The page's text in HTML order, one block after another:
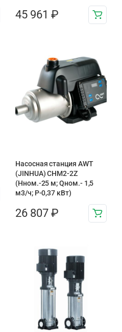
45 961 ₽
Насосная станция AWT
(JINHUA) CHM2-2Z
(Hном.-25 м; Qном.- 1,5
м3/ч; P-0,37 кВт)
26 807 ₽